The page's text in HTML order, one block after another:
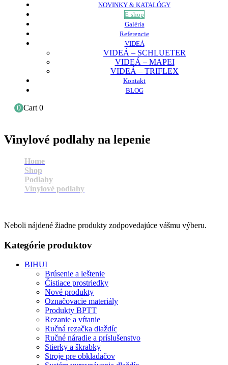
NOVINKY & KATALÓGY
E-shop
Galéria
Referencie
VIDEÁ
VIDEÁ – SCHLUETER
VIDEÁ – MAPEI
VIDEÁ – TRIFLEX
Kontakt
BLOG
0 Cart 0
Vinylové podlahy na lepenie
Home
Shop
Podlahy
Vinylové podlahy
Neboli nájdené žiadne produkty zodpovedajúce vášmu výberu.
Kategórie produktov
BIHUI
Brúsenie a leštenie
Čistiace prostriedky
Nové produkty
Označovacie materiály
Produkty BPTT
Rezanie a vŕtanie
Ručná rezačka dlaždíc
Ručné náradie a príslušenstvo
Stierky a škrabky
Stroje pre obkladačov